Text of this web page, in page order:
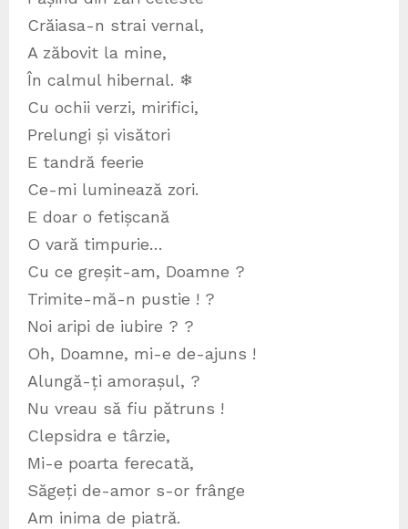
Crăiasa-n strai vernal,
A zăbovit la mine,
În calmul hibernal. ❄
Cu ochii verzi, mirifici,
Prelungi și visători
E tandră feerie
Ce-mi luminează zori.
E doar o fetișcană
O vară timpurie…
Cu ce greșit-am, Doamne ?
Trimite-mă-n pustie ! ?
Noi aripi de iubire ? ?
Oh, Doamne, mi-e de-ajuns !
Alungă-ți amorașul, ?
Nu vreau să fiu pătruns !
Clepsidra e târzie,
Mi-e poarta ferecată,
Săgeți de-amor s-or frânge
Am inima de piatră.